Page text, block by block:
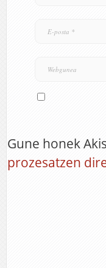
Gune honek
prozesatzen